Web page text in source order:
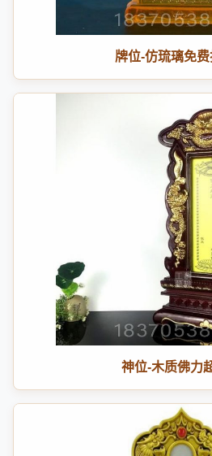
牌位-仿琉璃免
神位-木质佛力